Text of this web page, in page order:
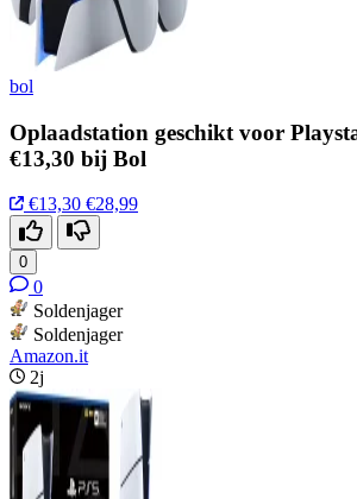
bol
Oplaadstation geschikt voor
€13,30 bij Bol
€13,30 €28,99
0
0
Soldenjager
Soldenjager
Amazon.it
2j